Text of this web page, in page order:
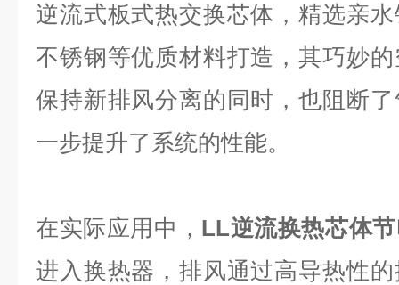
逆流式板式热交换芯体，精选亲
不锈钢等优质材料打造，其巧妙
保持新排风分离的同时，也阻断
一步提升了系统的性能。
在实际应用中， LL逆流换热芯体
进入换热器，排风通过高导热性